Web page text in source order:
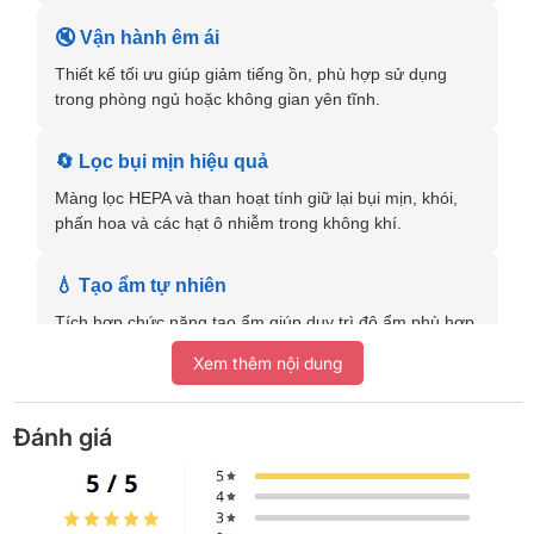
🔇 Vận hành êm ái
Thiết kế tối ưu giúp giảm tiếng ồn, phù hợp sử dụng
trong phòng ngủ hoặc không gian yên tĩnh.
🔄 Lọc bụi mịn hiệu quả
Màng lọc HEPA và than hoạt tính giữ lại bụi mịn, khói,
phấn hoa và các hạt ô nhiễm trong không khí.
💧 Tạo ẩm tự nhiên
Tích hợp chức năng tạo ẩm giúp duy trì độ ẩm phù hợp,
giảm khô da và khô họng.
toàn diện
Sharp MCK70ZVM7-T được trang bị công nghệ
Plasmacluster, phát ra ion dương và âm để tấn công các vi
Xem thêm nội dung
Đánh giá